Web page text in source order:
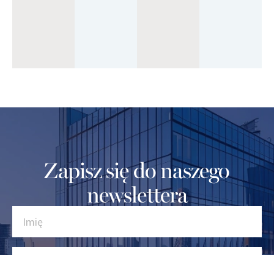
Zapisz się do naszego
newslettera